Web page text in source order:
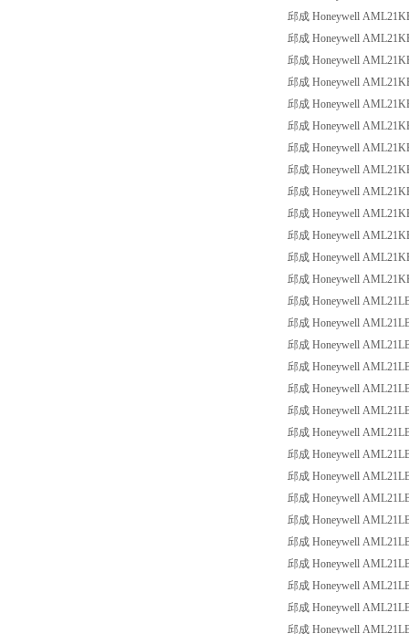
邱成 Honeywell
邱成 Honeywell
邱成 Honeywell
邱成 Honeywell
邱成 Honeywell
邱成 Honeywell
邱成 Honeywell
邱成 Honeywell
邱成 Honeywell
邱成 Honeywell
邱成 Honeywell
邱成 Honeywell
邱成 Honeywell
邱成 Honeywell
邱成 Honeywell
邱成 Honeywell
邱成 Honeywell
邱成 Honeywell
邱成 Honeywell
邱成 Honeywell
邱成 Honeywell
邱成 Honeywell
邱成 Honeywell
邱成 Honeywell
邱成 Honeywell
邱成 Honeywell
邱成 Honeywell
邱成 Honeywell
邱成 Honeywell